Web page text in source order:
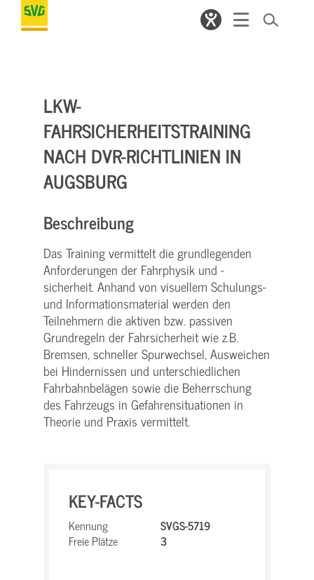
LKW-
FAHRSICHERHEITSTRAINING
NACH DVR-RICHTLINIEN IN
AUGSBURG
Beschreibung
Das Training vermittelt die grundlegenden
Anforderungen der Fahrphysik und -
sicherheit. Anhand von visuellem Schulungs-
und Informationsmaterial werden den
Teilnehmern die aktiven bzw. passiven
Grundregeln der Fahrsicherheit wie z.B.
Bremsen, schneller Spurwechsel, Ausweichen
bei Hindernissen und unterschiedlichen
Fahrbahnbelägen sowie die Beherrschung
des Fahrzeugs in Gefahrensituationen in
Theorie und Praxis vermittelt.
KEY-FACTS
Kennung
SVGS-5719
Freie Plätze
3